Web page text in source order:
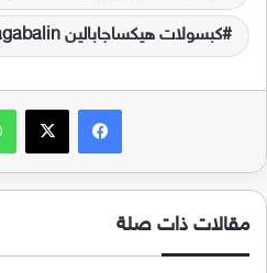
كبسولات هيكساجابالين Hexagabalin
فيسبوك‫X
مقالات ذات صلة